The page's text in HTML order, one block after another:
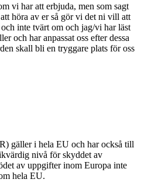
vi har att erbjuda, men som sagt
höra av er så gör vi det ni vill att
inte tvärt om och jag/vi har läst
och har anpassat oss efter dessa
skall bli en tryggare plats för oss
gäller i hela EU och har också till
nivå för skyddet av
av uppgifter inom Europa inte
hela EU.